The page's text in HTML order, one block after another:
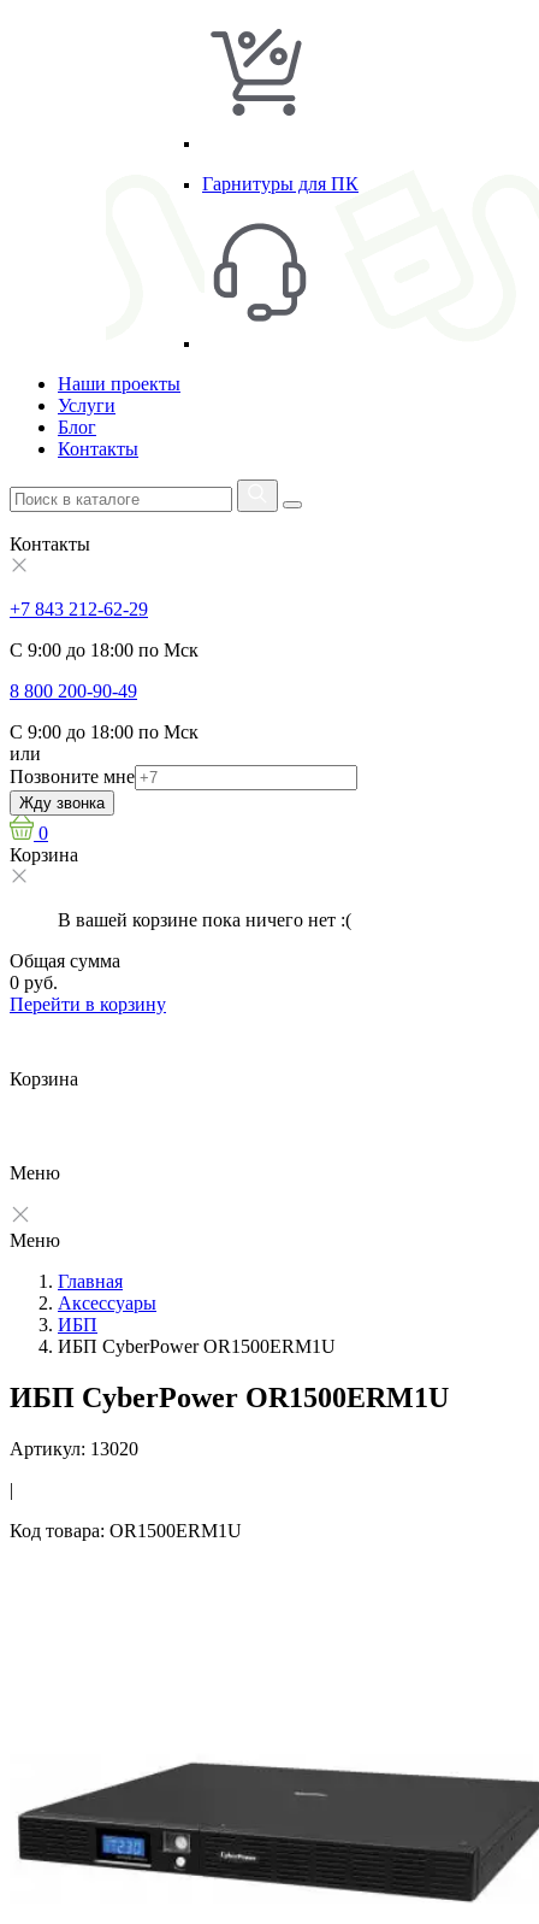
Гарнитуры для ПК
Наши проекты
Услуги
Блог
Контакты
Контакты
+7 843 212-62-29
С 9:00 до 18:00 по Мск
8 800 200-90-49
С 9:00 до 18:00 по Мск
или
Позвоните мне
Жду звонка
0
Корзина
В вашей корзине пока ничего нет :(
Общая сумма
0 руб.
Перейти в корзину
Корзина
Меню
Меню
Главная
Аксессуары
ИБП
ИБП CyberPower OR1500ERM1U
ИБП CyberPower OR1500ERM1U
Артикул: 13020
|
Код товара: OR1500ERM1U